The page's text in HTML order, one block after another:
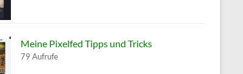
Meine Pixelfed Tipps und Tricks
79 Aufrufe